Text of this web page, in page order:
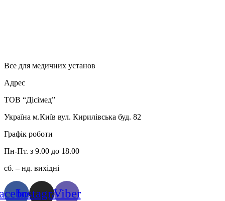
Все для медичних установ
Адрес
ТОВ “Дісімед”
Україна м.Київ вул. Кирилівська буд. 82
Графік роботи
Пн-Пт. з 9.00 до 18.00
сб. – нд. вихідні
InstagramViber